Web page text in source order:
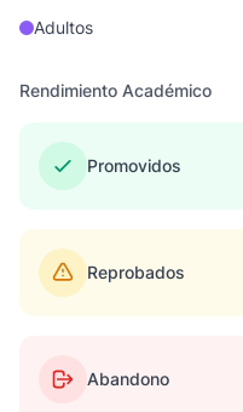
Adultos
Rendimiento Académico
Promovidos
Reprobados
Abandono